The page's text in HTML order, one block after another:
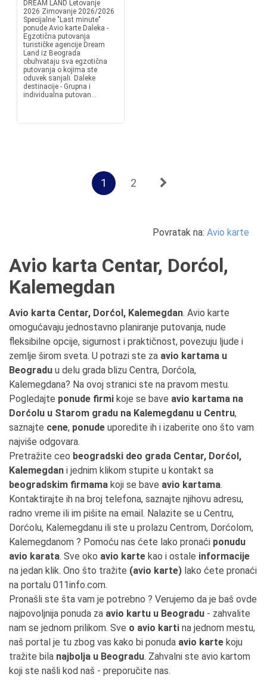
DREAM LAND Letovanje
2026 Zimovanje 2026/2026
Specijalne "Last minute"
ponude Avio karte Daleka -
Egzotična putovanja
turističke agencije Dream
Land iz Beograda
obuhvataju sva egzotična
putovanja o kojima ste
oduvek sanjali. Daleke
destinacije - Grupna i
individualna putovan...
1 2
Povratak na: Avio karte
Avio karta Centar, Dorćol,
Kalemegdan
Avio karta Centar, Dorćol, Kalemegdan. Avio karte
omogućavaju jednostavno planiranje putovanja, nude
fleksibilne opcije, sigurnost i praktičnost, povezuju ljude i
zemlje širom sveta. U potrazi ste za avio kartama u
Beogradu u delu grada blizu Centra, Dorćola,
Kalemegdana? Na ovoj stranici ste na pravom mestu.
Pogledajte ponude firmi koje se bave avio kartama na
Dorćolu u Starom gradu na Kalemegdanu u Centru,
saznajte cene, ponude uporedite ih i izaberite ono što vam
najviše odgovara.
Pretražite ceo beogradski deo grada Centar, Dorćol,
Kalemegdan i jednim klikom stupite u kontakt sa
beogradskim firmama koji se bave avio kartama.
Kontaktirajte ih na broj telefona, saznajte njihovu adresu,
radno vreme ili im pišite na email. Nalazite se u Centru,
Dorćolu, Kalemegdanu ili ste u prolazu Centrom, Dorćolom,
Kalemegdanom ? Pomoću nas ćete lako pronaći ponudu
avio karata. Sve oko avio karte kao i ostale informacije
na jedan klik. Ono što tražite (avio karte) lako ćete pronaći
na portalu 011info.com.
Pronašli ste šta vam je potrebno ? Verujemo da je baš ovde
najpovoljnija ponuda za avio kartu u Beogradu - zahvalite
nam se jednom prilikom. Sve o avio karti na jednom mestu,
naš portal je tu zbog vas kako bi ponuda avio karte koju
tražite bila najbolja u Beogradu. Zahvalni ste avio kartom
koji ste našli kod naš - preporučite nas.